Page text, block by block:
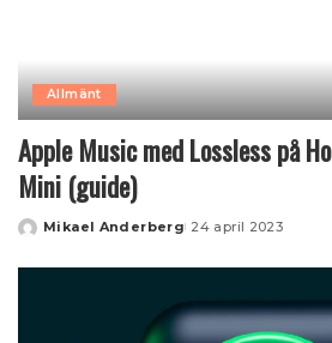
Allmänt
Apple Music med Lossless på
Mini (guide)
Posted
Mikael Anderberg 24 april 2023